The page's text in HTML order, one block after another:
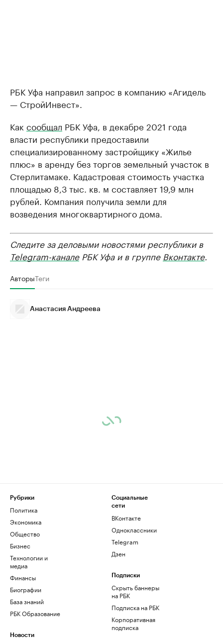
РБК Уфа направил запрос в компанию «Агидель
— СтройИнвест».
Как сообщал РБК Уфа, в декабре 2021 года
власти республики предоставили
специализированному застройщику «Жилье
плюс» в аренду без торгов земельный участок в
Стерлитамаке. Кадастровая стоимость участка
площадью 8,3 тыс. кв. м составляет 19,9 млн
рублей. Компания получила земли для
возведения многоквартирного дома.
Следите за деловыми новостями республики в
Telegram-каналеРБК Уфа и в группе Вконтакте.
АвторыТеги
Анастасия Андреева
Рубрики
Политика
Экономика
Общество
Бизнес
Технологии и
медиа
Финансы
Биографии
База знаний
РБК Образование
Новости
Социальные
сети
ВКонтакте
Одноклассники
Telegram
Дзен
Подписки
Скрыть баннеры
на РБК
Подписка на РБК
Корпоративная
подписка